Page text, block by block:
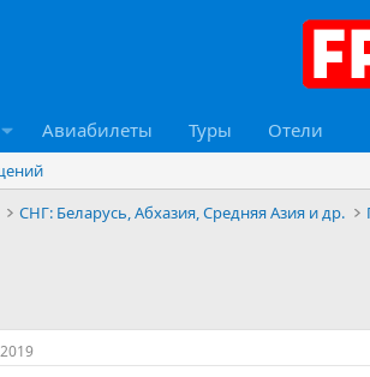
Авиабилеты Туры Отели
СНГ: Беларусь, Абхазия, Средняя Азия и др.